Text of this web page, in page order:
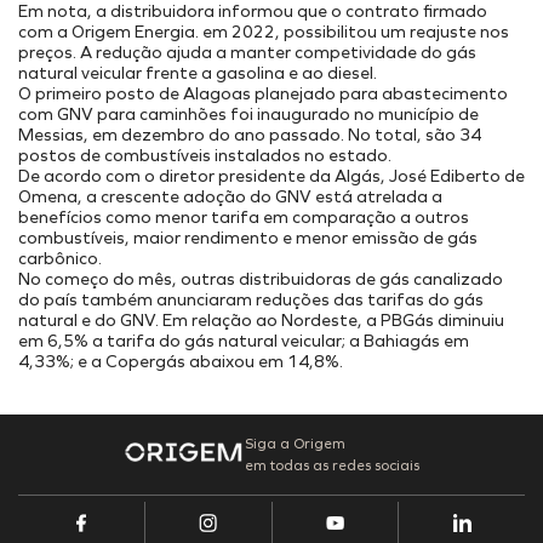
Endereços
Nossos Ativos
Portal de Fornecedores
Cadastro
INFRAESTRUTURA PORTUÁRIA
TAMAC (MAC11A)
OPMAC
Portal do Cliente
Projetos Incentivados
Pesquisa, Desenvolvimento & Inovação
Transição Energética
Segurança
Em nota, a distribuidora informou que o contrato firmado
com a Origem Energia. em 2022, possibilitou um reajuste nos
preços. A redução ajuda a manter competividade do gás
natural veicular frente a gasolina e ao diesel.
O primeiro posto de Alagoas planejado para abastecimento
com GNV para caminhões foi inaugurado no município de
Messias, em dezembro do ano passado. No total, são 34
postos de combustíveis instalados no estado.
De acordo com o diretor presidente da Algás, José Ediberto de
Omena, a crescente adoção do GNV está atrelada a
benefícios como menor tarifa em comparação a outros
combustíveis, maior rendimento e menor emissão de gás
carbônico.
No começo do mês, outras distribuidoras de gás canalizado
do país também anunciaram reduções das tarifas do gás
natural e do GNV. Em relação ao Nordeste, a PBGás diminuiu
em 6,5% a tarifa do gás natural veicular; a Bahiagás em
4,33%; e a Copergás abaixou em 14,8%.
Siga a Origem
em todas as redes sociais